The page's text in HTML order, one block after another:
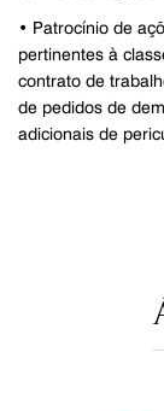
• Patrocínio de
pertinentes à
contrato de
de pedidos de
adicionais de